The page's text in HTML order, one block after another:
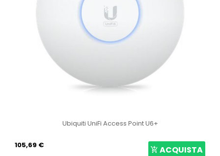
Ubiquiti UniFi Access Point U6+
105,69 € ACQUISTA